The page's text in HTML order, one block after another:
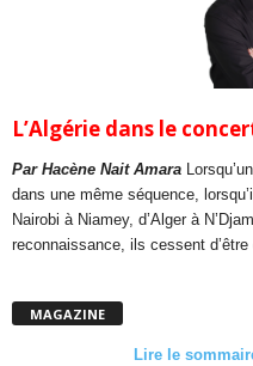
L’Algérie dans le
Par Hacène Nait Amara
dans une même séquence,
Nairobi à Niamey, d’Alger à
reconnaissance, ils cessent
MAGAZINE
Lire le